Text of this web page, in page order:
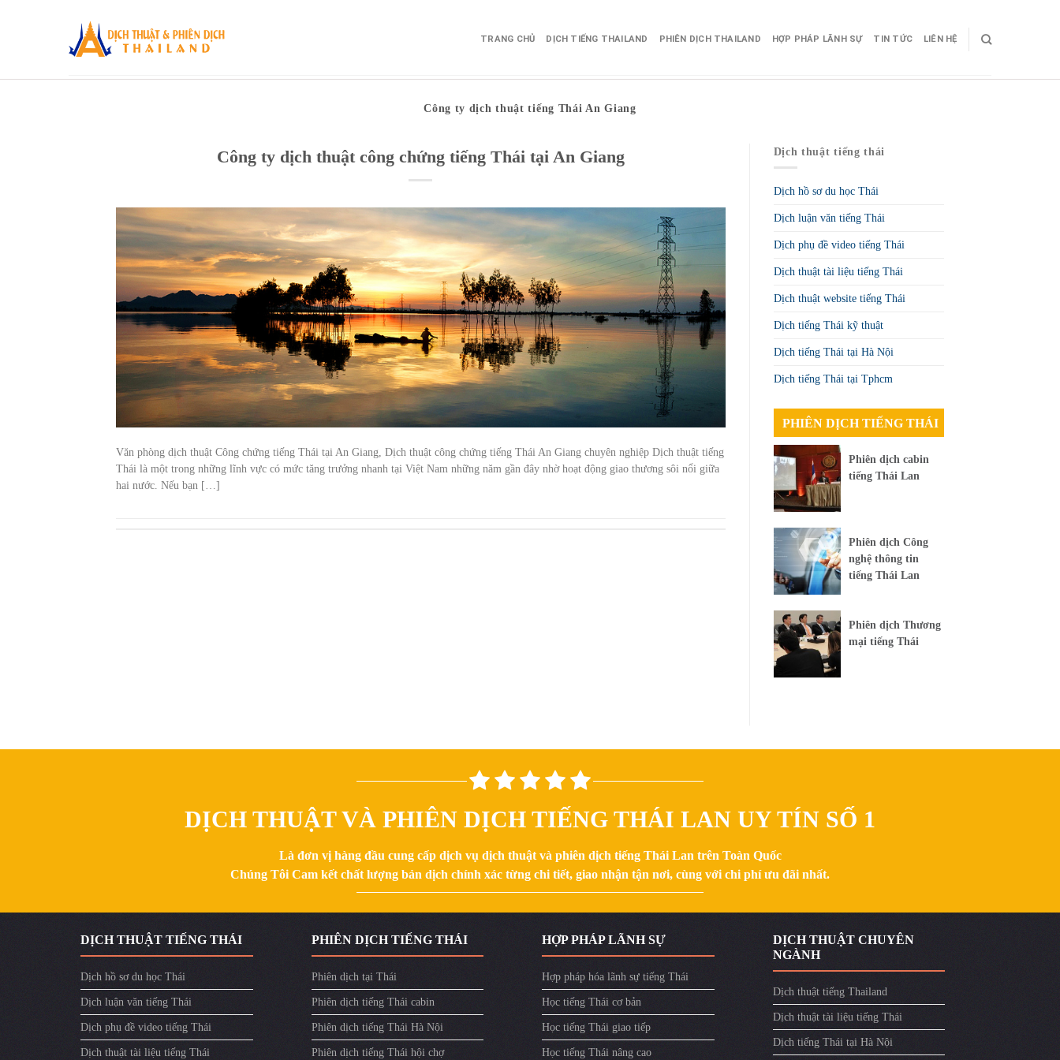
TRANG CHỦ DỊCH TIẾNG THAILAND PHIÊN DỊCH THAILAND HỢP PHÁP LÃNH SỰ TIN TỨC LIÊN HỆ
Công ty dịch thuật tiếng Thái An Giang
Công ty dịch thuật công chứng tiếng Thái tại An Giang
Văn phòng dịch thuật Công chứng tiếng Thái tại An Giang, Dịch thuật công chứng tiếng Thái An Giang chuyên nghiệp Dịch thuật tiếng
Thái là một trong những lĩnh vực có mức tăng trưởng nhanh tại Việt Nam những năm gần đây nhờ hoạt động giao thương sôi nổi giữa
hai nước. Nếu bạn […]
Dịch thuật tiếng thái
Dịch hồ sơ du học Thái
Dịch luận văn tiếng Thái
Dịch phụ đề video tiếng Thái
Dịch thuật tài liệu tiếng Thái
Dịch thuật website tiếng Thái
Dịch tiếng Thái kỹ thuật
Dịch tiếng Thái tại Hà Nội
Dịch tiếng Thái tại Tphcm
PHIÊN DỊCH TIẾNG THÁI
Phiên dịch cabin
tiếng Thái Lan
Phiên dịch Công
nghệ thông tin
tiếng Thái Lan
Phiên dịch Thương
mại tiếng Thái
DỊCH THUẬT VÀ PHIÊN DỊCH TIẾNG THÁI LAN UY TÍN SỐ 1
Là đơn vị hàng đầu cung cấp dịch vụ dịch thuật và phiên dịch tiếng Thái Lan trên Toàn Quốc
Chúng Tôi Cam kết chất lượng bản dịch chính xác từng chi tiết, giao nhận tận nơi, cùng với chi phí ưu đãi nhất.
DỊCH THUẬT TIẾNG THÁI
Dịch hồ sơ du học Thái
Dịch luận văn tiếng Thái
Dịch phụ đề video tiếng Thái
Dịch thuật tài liệu tiếng Thái
PHIÊN DỊCH TIẾNG THÁI
Phiên dịch tại Thái
Phiên dịch tiếng Thái cabin
Phiên dịch tiếng Thái Hà Nội
Phiên dịch tiếng Thái hội chợ
HỢP PHÁP LÃNH SỰ
Hợp pháp hóa lãnh sự tiếng Thái
Học tiếng Thái cơ bản
Học tiếng Thái giao tiếp
Học tiếng Thái nâng cao
DỊCH THUẬT CHUYÊN
NGÀNH
Dịch thuật tiếng Thailand
Dịch thuật tài liệu tiếng Thái
Dịch tiếng Thái tại Hà Nội